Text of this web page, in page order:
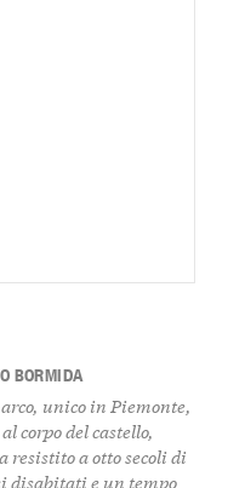
BORMIDA
unico in Piemonte,
corpo del castello,
resistito a otto secoli di
disabitati e un tempo